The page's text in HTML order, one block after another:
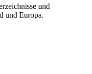
und
und Europa.